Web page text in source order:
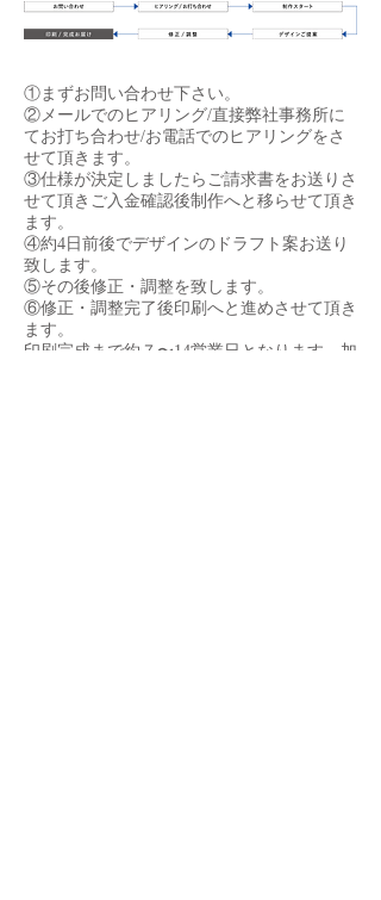
①まずお問い合わせ下さい。
②メールでのヒアリング/直接弊社事務所に
てお打ち合わせ/お電話でのヒアリングをさ
せて頂きます。
③仕様が決定しましたらご請求書をお送りさ
せて頂きご入金確認後制作へと移らせて頂き
ます。
④約4日前後でデザインのドラフト案お送り
致します。
⑤その後修正・調整を致します。
⑥修正・調整完了後印刷へと進めさせて頂き
ます。
印刷完成まで約７〜14営業日となります。加